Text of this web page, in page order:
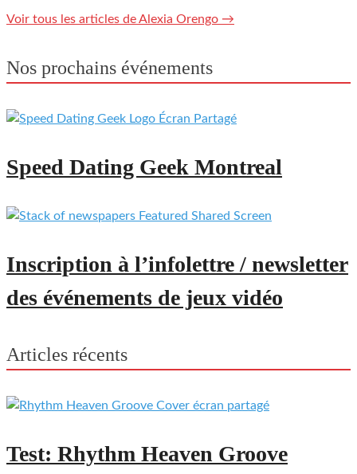
Voir tous les articles de Alexia Orengo →
Nos prochains événements
Speed Dating Geek Montreal
Inscription à l’infolettre / newsletter
des événements de jeux vidéo
Articles récents
Test: Rhythm Heaven Groove